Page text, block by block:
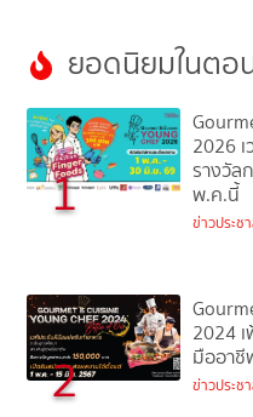
ยอดนิยมในตอ
1
2026
รางวัล
พ.ค.นี้
ข่าวประช
2
2024
มืออาชี
ข่าวประช